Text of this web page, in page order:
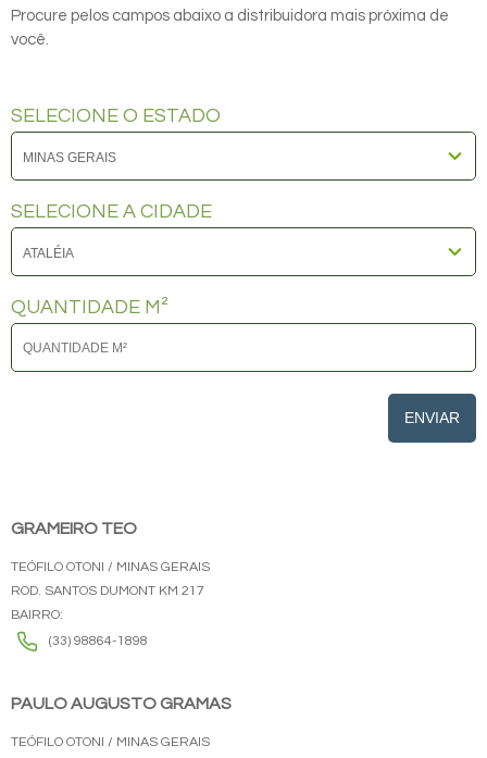
Procure pelos campos abaixo a distribuidora mais próxima de
você.
SELECIONE O ESTADO
SELECIONE A CIDADE
QUANTIDADE M²
ENVIAR
GRAMEIRO TEO
TEÓFILO OTONI / MINAS GERAIS
ROD. SANTOS DUMONT KM 217
BAIRRO:
(33) 98864-1898
PAULO AUGUSTO GRAMAS
TEÓFILO OTONI / MINAS GERAIS